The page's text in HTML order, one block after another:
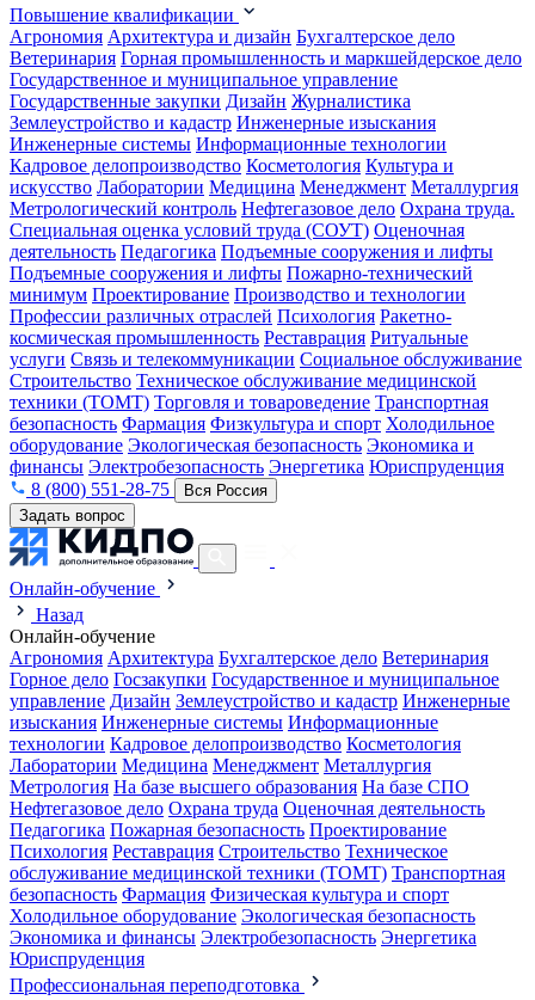
Повышение квалификации
Агрономия Архитектура и дизайн Бухгалтерское дело
Ветеринария Горная промышленность и маркшейдерское дело
Государственное и муниципальное управление
Государственные закупки Дизайн Журналистика
Землеустройство и кадастр Инженерные изыскания
Инженерные системы Информационные технологии
Кадровое делопроизводство Косметология Культура и
искусство Лаборатории Медицина Менеджмент Металлургия
Метрологический контроль Нефтегазовое дело Охрана труда.
Специальная оценка условий труда (СОУТ) Оценочная
деятельность Педагогика Подъемные сооружения и лифты
Подъемные сооружения и лифты Пожарно-технический
минимум Проектирование Производство и технологии
Профессии различных отраслей Психология Ракетно-
космическая промышленность Реставрация Ритуальные
услуги Связь и телекоммуникации Социальное обслуживание
Строительство Техническое обслуживание медицинской
техники (ТОМТ) Торговля и товароведение Транспортная
безопасность Фармация Физкультура и спорт Холодильное
оборудование Экологическая безопасность Экономика и
финансы Электробезопасность Энергетика Юриспруденция
8 (800) 551-28-75
Вся Россия
Задать вопрос
Онлайн-обучение
Назад
Онлайн-обучение
Агрономия Архитектура Бухгалтерское дело Ветеринария
Горное дело Госзакупки Государственное и муниципальное
управление Дизайн Землеустройство и кадастр Инженерные
изыскания Инженерные системы Информационные
технологии Кадровое делопроизводство Косметология
Лаборатории Медицина Менеджмент Металлургия
Метрология На базе высшего образования На базе СПО
Нефтегазовое дело Охрана труда Оценочная деятельность
Педагогика Пожарная безопасность Проектирование
Психология Реставрация Строительство Техническое
обслуживание медицинской техники (ТОМТ) Транспортная
безопасность Фармация Физическая культура и спорт
Холодильное оборудование Экологическая безопасность
Экономика и финансы Электробезопасность Энергетика
Юриспруденция
Профессиональная переподготовка